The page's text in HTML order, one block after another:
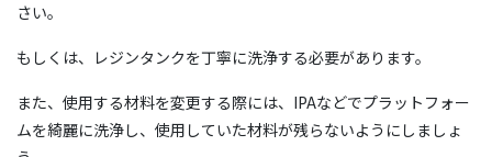
さい。
もしくは、レジンタンクを丁寧に洗浄する必要があります。
また、使用する材料を変更する際には、IPAなどでプラットフォー
ムを綺麗に洗浄し、使用していた材料が残らないようにしましょ